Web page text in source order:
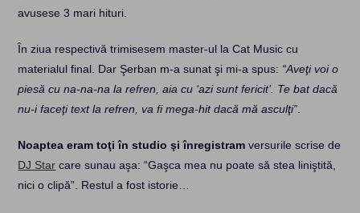
avusese 3 mari hituri.
În ziua respectivă trimisesem master-ul la Cat Music cu
materialul final. Dar Şerban m-a sunat şi mi-a spus: “Aveţi voi o
piesă cu na-na-na la refren, aia cu ‘azi sunt fericit’. Te bat dacă
nu-i faceţi text la refren, va fi mega-hit dacă mă asculţi”
Noaptea eram toţi în studio şi înregistram versurile scrise de
DJ Star care sunau aşa: “Gaşca mea nu poate să stea liniştită,
nici o clipă”. Restul a fost istorie…